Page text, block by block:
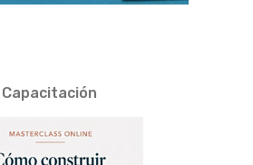
Capacitación